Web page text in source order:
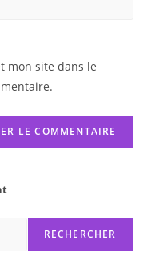
mon site dans le
RECHERCHER